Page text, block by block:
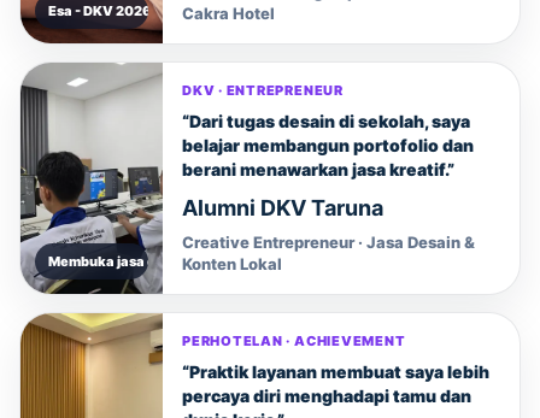
Esa - DKV 2026
Cakra Hotel
Membuka jasa desain
DKV · ENTREPRENEUR
“Dari tugas desain di sekolah, saya
belajar membangun portofolio dan
berani menawarkan jasa kreatif.”
Alumni DKV Taruna
Creative Entrepreneur · Jasa Desain &
Konten Lokal
PERHOTELAN · ACHIEVEMENT
“Praktik layanan membuat saya lebih
percaya diri menghadapi tamu dan